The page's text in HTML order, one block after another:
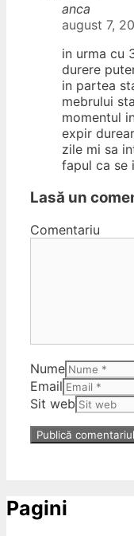
anca
august 7,
in urma cu
durere
in partea
mebrului
momentul
expir
zile mi sa
fapul ca se
Lasă un
Comentariu
Nume
Email
Sit web
Pagini